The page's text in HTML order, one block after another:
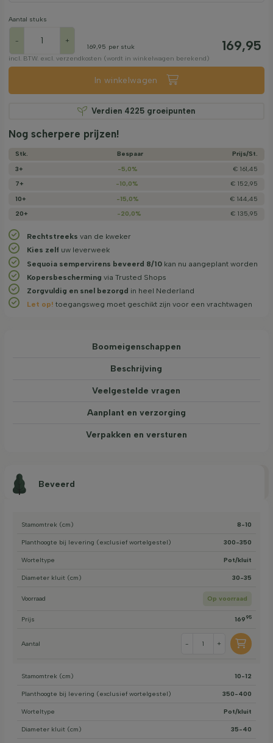
Aantal stuks
- +
169,95 per stuk 169,95
incl. BTW. excl. verzendkosten (wordt in winkelwagen berekend)
In winkelwagen
Verdien 4225 groeipunten
Nog scherpere prijzen!
Stk. Bespaar
Prijs/­St.
3+
-5,0%
€ 161,45
7+
-10,0%
€ 152,95
10+
-15,0%
€ 144,45
20+
-20,0% € 135,95
Rechtstreeks van de kweker
Kies zelf uw leverweek
Sequoia sempervirens beveerd 8/10 kan nu aangeplant worden
Kopersbescherming via Trusted Shops
Zorgvuldig en snel bezorgd in heel Nederland
Let op! toegangsweg moet geschikt zijn voor een vrachtwagen
Boom­eigen­schappen
Beschrijving
Veelgestelde vragen
Aanplant en verzorging
Verpakken en versturen
Beveerd
Stamomtrek (cm) 8-10
Planthoogte bij levering (exclusief wortelgestel) 300-350
Worteltype Pot/kluit
Diameter kluit (cm) 30-35
Voorraad Op voorraad
Prijs 169 95
Aantal - +
Stamomtrek (cm) 10-12
Planthoogte bij levering (exclusief wortelgestel) 350-400
Worteltype Pot/kluit
Diameter kluit (cm) 35-40